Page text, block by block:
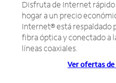
Disfruta de Internet
hogar a un precio
Internet® está respaldado
fibra óptica y conectado a
líneas coaxiales.
Ver ofertas